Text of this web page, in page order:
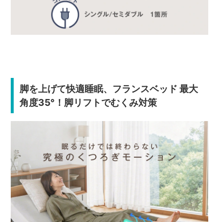
脚を上げて快適睡眠、フランスベッド 最大
角度35°！脚リフトでむくみ対策